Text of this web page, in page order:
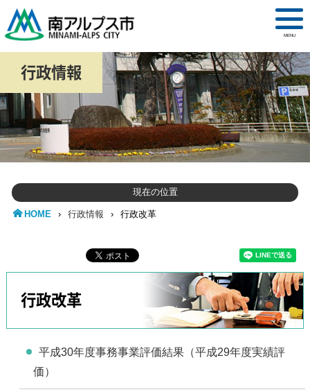
MENU
行政情報
現在の位置
HOME › 行政情報 › 行政改革
行政改革
平成30年度事務事業評価結果（平成29年度実績評
価）